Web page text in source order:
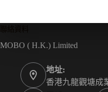
MOBO ( H.K.) Limited
地址:
香港九龍觀塘成